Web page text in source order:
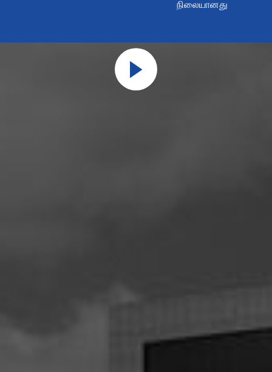
நிலையானது